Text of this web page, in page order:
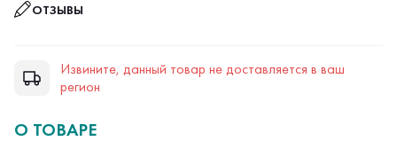
ОТЗЫВЫ
Извините, данный товар не доставляется в ваш
регион
О ТОВАРЕ